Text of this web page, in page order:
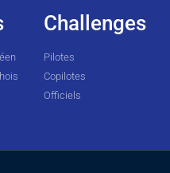
Challenges
Pilotes
Copilotes
Officiels